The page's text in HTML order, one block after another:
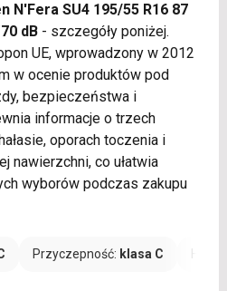
N'Fera SU4 195/55 R16 87
70 dB- szczegóły poniżej.
UE, wprowadzony w 2012
w ocenie produktów pod
bezpieczeństwa i
informacje o trzech
oporach toczenia i
nawierzchni, co ułatwia
wyborów podczas zakupu
Przyczepność: klasa C